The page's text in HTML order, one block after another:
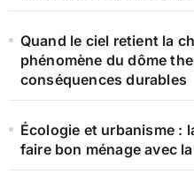
Quand le ciel retient la
phénomène du dôme
conséquences durables
Écologie et urbanisme :
faire bon ménage avec